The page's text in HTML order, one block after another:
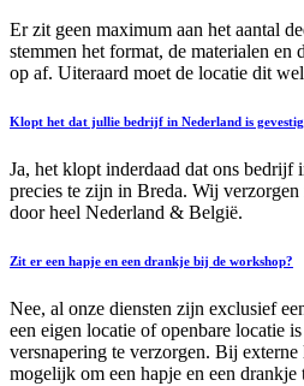
Er zit geen maximum aan het aantal
stemmen het format, de materialen
op af. Uiteraard moet de locatie dit
Klopt het dat jullie bedrijf in Nederland is
Ja, het klopt inderdaad dat ons bedrijf
precies te zijn in Breda. Wij
door heel Nederland & België.
Zit er een hapje en een drankje bij de workshop?
Nee, al onze diensten zijn exclusief
een eigen locatie of openbare locatie
versnapering te verzorgen. Bij
mogelijk om een hapje en een drankje